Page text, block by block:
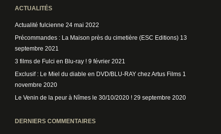
ACTUALITÉS
Actualité fulcienne 24 mai 2022
Précommandes : La Maison près du cimetière (ESC Editions) 13
septembre 2021
3 films de Fulci en Blu-ray ! 9 février 2021
Exclusif : Le Miel du diable en DVD/BLU-RAY chez Artus Films 1
novembre 2020
Le Venin de la peur à Nîmes le 30/10/2020 ! 29 septembre 2020
DERNIERS COMMENTAIRES